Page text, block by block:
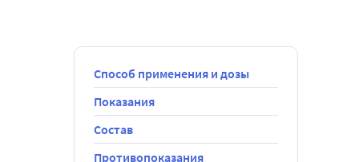
доза
Способ применения и дозы
Показания
Состав
Противопоказания